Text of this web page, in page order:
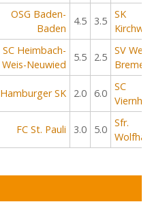
OSG Baden-
Baden
4.5 3.5
SK
SC Heimbach-
Weis-Neuwied
5.5 2.5
SV
Bremen
Hamburger SK 2.0 6.0
SC
FC St. Pauli 3.0 5.0
Sfr.